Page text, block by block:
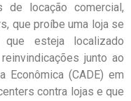
locação comercial,
que proíbe uma loja se
esteja localizado
junto ao
Econômica (CADE) em
contra lojas e que